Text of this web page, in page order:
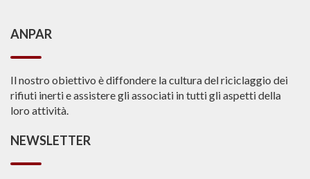
ANPAR
Il nostro obiettivo è diffondere la cultura del riciclaggio dei
rifiuti inerti e assistere gli associati in tutti gli aspetti della
loro attività.
NEWSLETTER